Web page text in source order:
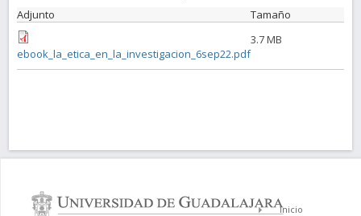
Adjunto
Tamaño
ebook_la_etica_en_la_investigacion_6sep22.pdf
3.7 MB
Inicio